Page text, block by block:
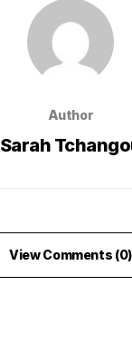
Author
Sarah
View Comments (0)